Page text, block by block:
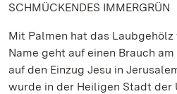
SCHMÜCKENDES IMMERGRÜN
Mit Palmen hat das Laubgehölz
Name geht auf einen Brauch
auf den Einzug Jesu in
wurde in der Heiligen Stadt der